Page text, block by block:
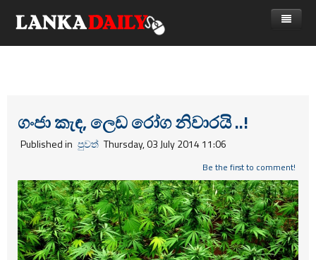
ගංජා කැඳ, ලෙඩ රෝග නිවාරයි ..!
Published in පුවත් Thursday, 03 July 2014 11:06
Be the first to comment!
ක්‍රීඩා
කාලීන සංවාද
විශේෂාංග
Life
විමසීම්